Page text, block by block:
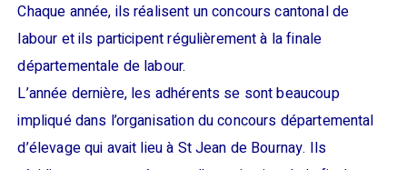
Chaque année, ils réalisent un concours cantonal de
labour et ils participent régulièrement à la finale
départementale de labour.
L’année dernière, les adhérents se sont beaucoup
impliqué dans l’organisation du concours départemental
d’élevage qui avait lieu à St Jean de Bournay. Ils